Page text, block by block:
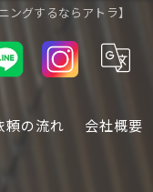
グするならアトラ】
頼の流れ 会社概要